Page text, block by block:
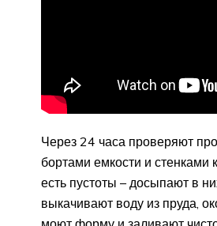
Через 24 часа проверяют
бортами емкости и стенками
есть пустоты – досыпают в
выкачивают воду из пруда,